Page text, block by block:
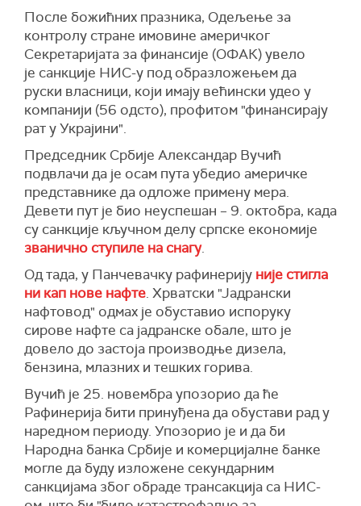
После божићних празника, Одељење за
контролу стране имовине америчког
Секретаријата за финансије (ОФАК) увело
је санкције НИС-у под образложењем да
руски власници, који имају већински удео у
компанији (56 одсто), профитом "финансирају
рат у Украјини".
Председник Србије Александар Вучић
подвлачи да је осам пута убедио америчке
представнике да одложе примену мера.
Девети пут је био неуспешан – 9. октобра, када
су санкције кључном делу српске економије
званично ступиле на снагу.
Од тада, у Панчевачку рафинерију није стигла
ни кап нове нафте. Хрватски "Јадрански
нафтовод" одмах је обуставио испоруку
сирове нафте са јадранске обале, што је
довело до застоја производње дизела,
бензина, млазних и тешких горива.
Вучић је 25. новембра упозорио да ће
Рафинерија бити принуђена да обустави рад у
наредном периоду. Упозорио је и да би
Народна банка Србије и комерцијалне банке
могле да буду изложене секундарним
санкцијама због обраде трансакција са НИС-